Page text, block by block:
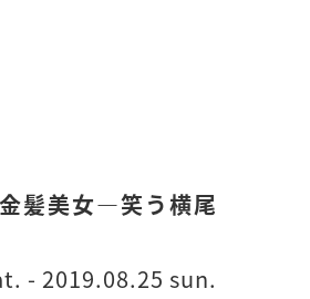
髪美女―笑う横尾
- 2019.08.25 sun.